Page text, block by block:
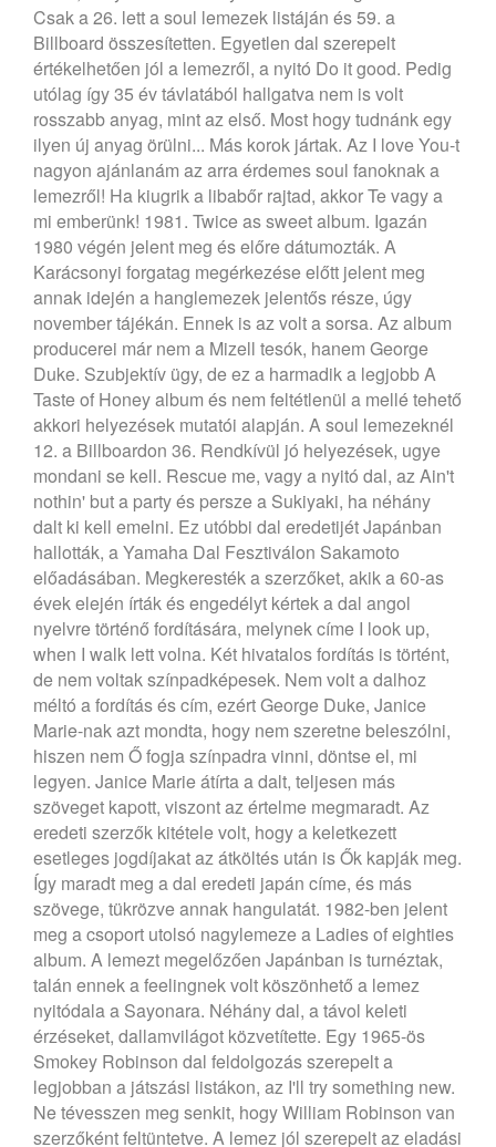
Csak a 26. lett a soul lemezek listáján és 59. a
Billboard összesítetten. Egyetlen dal szerepelt
értékelhetően jól a lemezről, a nyitó Do it good. Pedig
utólag így 35 év távlatából hallgatva nem is volt
rosszabb anyag, mint az első. Most hogy tudnánk egy
ilyen új anyag örülni... Más korok jártak. Az I love You-t
nagyon ajánlanám az arra érdemes soul fanoknak a
lemezről! Ha kiugrik a libabőr rajtad, akkor Te vagy a
mi emberünk! 1981. Twice as sweet album. Igazán
1980 végén jelent meg és előre dátumozták. A
Karácsonyi forgatag megérkezése előtt jelent meg
annak idején a hanglemezek jelentős része, úgy
november tájékán. Ennek is az volt a sorsa. Az album
producerei már nem a Mizell tesók, hanem George
Duke. Szubjektív ügy, de ez a harmadik a legjobb A
Taste of Honey album és nem feltétlenül a mellé tehető
akkori helyezések mutatói alapján. A soul lemezeknél
12. a Billboardon 36. Rendkívül jó helyezések, ugye
mondani se kell. Rescue me, vagy a nyitó dal, az Ain't
nothin' but a party és persze a Sukiyaki, ha néhány
dalt ki kell emelni. Ez utóbbi dal eredetijét Japánban
hallották, a Yamaha Dal Fesztiválon Sakamoto
előadásában. Megkeresték a szerzőket, akik a 60-as
évek elején írták és engedélyt kértek a dal angol
nyelvre történő fordítására, melynek címe I look up,
when I walk lett volna. Két hivatalos fordítás is történt,
de nem voltak színpadképesek. Nem volt a dalhoz
méltó a fordítás és cím, ezért George Duke, Janice
Marie-nak azt mondta, hogy nem szeretne beleszólni,
hiszen nem Ő fogja színpadra vinni, döntse el, mi
legyen. Janice Marie átírta a dalt, teljesen más
szöveget kapott, viszont az értelme megmaradt. Az
eredeti szerzők kitétele volt, hogy a keletkezett
esetleges jogdíjakat az átköltés után is Ők kapják meg.
Így maradt meg a dal eredeti japán címe, és más
szövege, tükrözve annak hangulatát. 1982-ben jelent
meg a csoport utolsó nagylemeze a Ladies of eighties
album. A lemezt megelőzően Japánban is turnéztak,
talán ennek a feelingnek volt köszönhető a lemez
nyitódala a Sayonara. Néhány dal, a távol keleti
érzéseket, dallamvilágot közvetítette. Egy 1965-ös
Smokey Robinson dal feldolgozás szerepelt a
legjobban a játszási listákon, az I'll try something new.
Ne tévesszen meg senkit, hogy William Robinson van
szerzőként feltüntetve. A lemez jól szerepelt az eladási